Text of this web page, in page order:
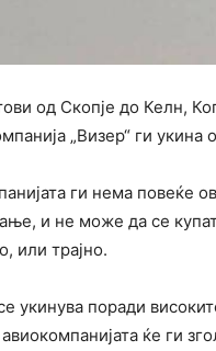
од Скопје до Келн,
„Визер“ ги укина
ги нема повеќе
и не може да се
или трајно.
укинува поради
ќе ги